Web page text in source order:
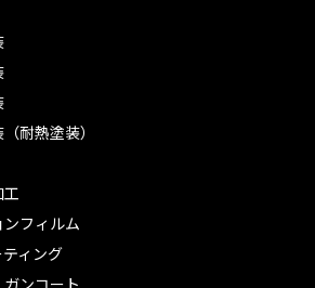
耐熱塗装）
フィルム
ィング
ンコート